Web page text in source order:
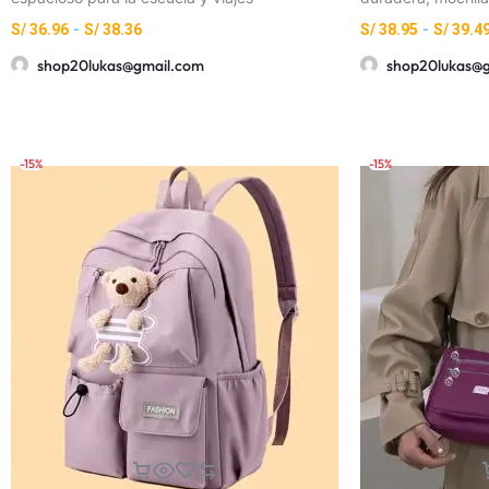
S/36.96 - S/38.36
shop20lukas@gmail.com
S/38.95 - S/
-15% -15%